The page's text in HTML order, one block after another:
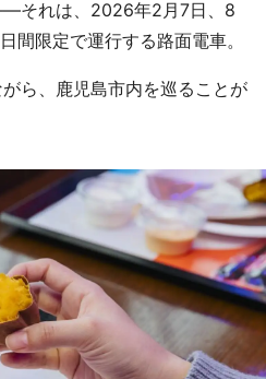
それは、2026年2月7日、8
間限定で運行する路面電車。
ら、鹿児島市内を巡ることが